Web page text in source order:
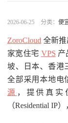
2026-06-25 分类： 便
ZoroCloud 全新推
家宽住宅 VPS 产
坡、日本、香港
全部采用本地电
源 ，提供真实
（Residential IP